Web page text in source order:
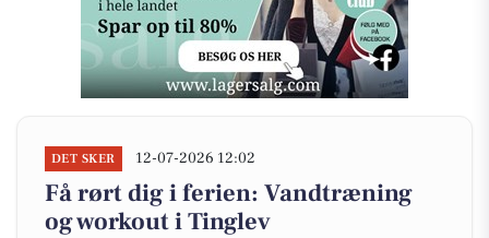
DET SKER 12-07-2026 12:02
Få rørt dig i ferien: Vandtræning
og workout i Tinglev